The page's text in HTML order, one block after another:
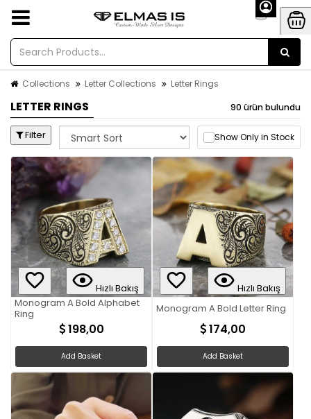
Collections Letter Collections Letter Rings
LETTER RINGS 90 ürün bulundu
Filter Show Only in Stock
Hızlı Bakış
Monogram A Bold Alphabet
Ring
198,00
Add Basket
Hızlı Bakış
Monogram A Bold Letter Ring
174,00
Add Basket